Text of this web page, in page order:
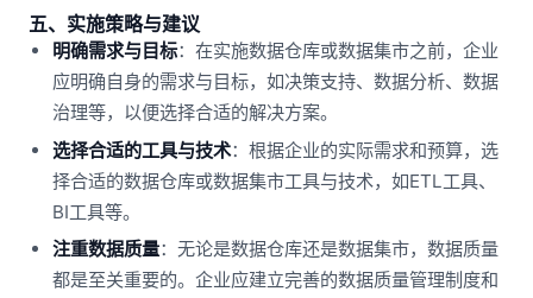
五、实施策略与建议
明确需求与目标：在实施数据仓库或数据集市之前，企业
应明确自身的需求与目标，如决策支持、数据分析、数据
治理等，以便选择合适的解决方案。
选择合适的工具与技术：根据企业的实际需求和预算，选
择合适的数据仓库或数据集市工具与技术，如ETL工具、
BI工具等。
注重数据质量：无论是数据仓库还是数据集市，数据质量
都是至关重要的。企业应建立完善的数据质量管理制度和